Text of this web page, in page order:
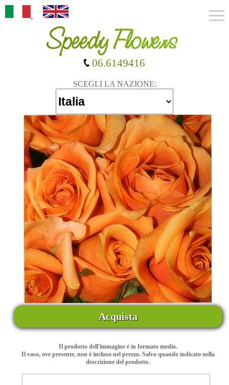
SCEGLI LA NAZIONE:
06.6149416
Acquista
Il prodotto dell'immagine è in formato medio.
Il vaso, ove presente, non è incluso nel prezzo. Salvo quando indicato nella
descrizione del prodotto.